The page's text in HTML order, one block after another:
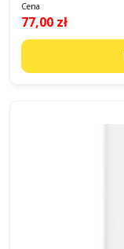
Cena
77,00 zł